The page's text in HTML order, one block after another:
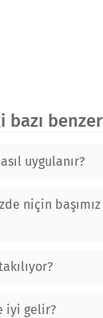
bazı
uygulanır?
niçin başımız
iyi gelir?